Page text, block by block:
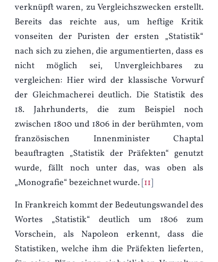
verknüpft waren, zu Vergleichszwecken erstellt.
Bereits das reichte aus, um heftige Kritik
vonseiten der Puristen der ersten „Statistik“
nach sich zu ziehen, die argumentierten, dass es
nicht möglich sei, Unvergleichbares zu
vergleichen: Hier wird der klassische Vorwurf
der Gleichmacherei deutlich. Die Statistik des
18. Jahrhunderts, die zum Beispiel noch
zwischen 1800 und 1806 in der berühmten, vom
französischen Innenminister Chaptal
beauftragten „Statistik der Präfekten“ genutzt
wurde, fällt noch unter das, was oben als
„Monografie“ bezeichnet wurde. 11
In Frankreich kommt der Bedeutungswandel des
Wortes „Statistik“ deutlich um 1806 zum
Vorschein, als Napoleon erkennt, dass die
Statistiken, welche ihm die Präfekten lieferten,